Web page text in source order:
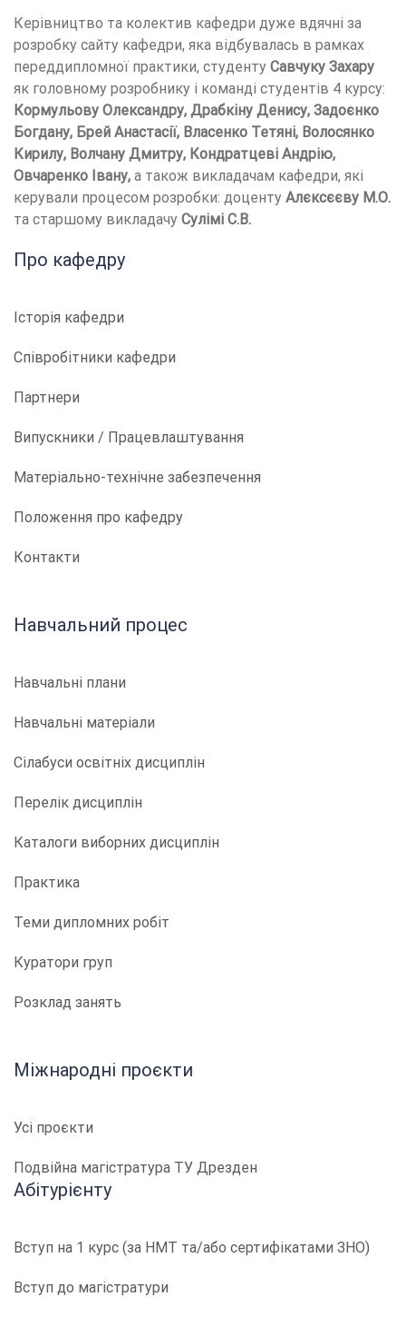
Керівництво та колектив кафедри дуже вдячні за
розробку сайту кафедри, яка відбувалась в рамках
переддипломної практики, студенту Савчуку Захару
як головному розробнику і команді студентів 4 курсу:
Кормульову Олександру, Драбкіну Денису, Задоєнко
Богдану, Брей Анастасії, Власенко Тетяні, Волосянко
Кирилу, Волчану Дмитру, Кондратцеві Андрію,
Овчаренко Івану, а також викладачам кафедри, які
керували процесом розробки: доценту Алєксєєву М.О.
та старшому викладачу Сулімі С.В.
Про кафедру
Історія кафедри
Співробітники кафедри
Партнери
Випускники / Працевлаштування
Матеріально-технічне забезпечення
Положення про кафедру
Контакти
Навчальний процес
Навчальні плани
Навчальні матеріали
Сілабуси освітніх дисциплін
Перелік дисциплін
Каталоги виборних дисциплін
Практика
Теми дипломних робіт
Куратори груп
Розклад занять
Міжнародні проєкти
Усі проєкти
Подвійна магістратура ТУ Дрезден
Абітурієнту
Вступ на 1 курс (за НМТ та/або сертифікатами ЗНО)
Вступ до магістратури